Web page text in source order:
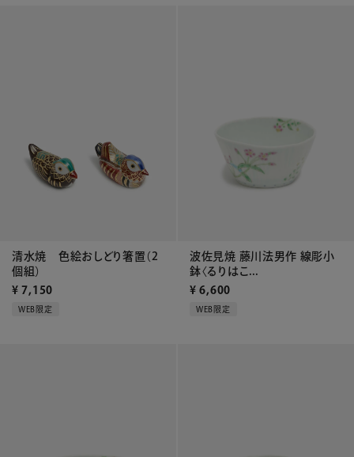
清水焼 色絵おしどり箸置（2
個組）
¥ 7,150
WEB限定
波佐見焼 藤川法男作 線彫小
鉢〈るりはこ...
¥ 6,600
WEB限定